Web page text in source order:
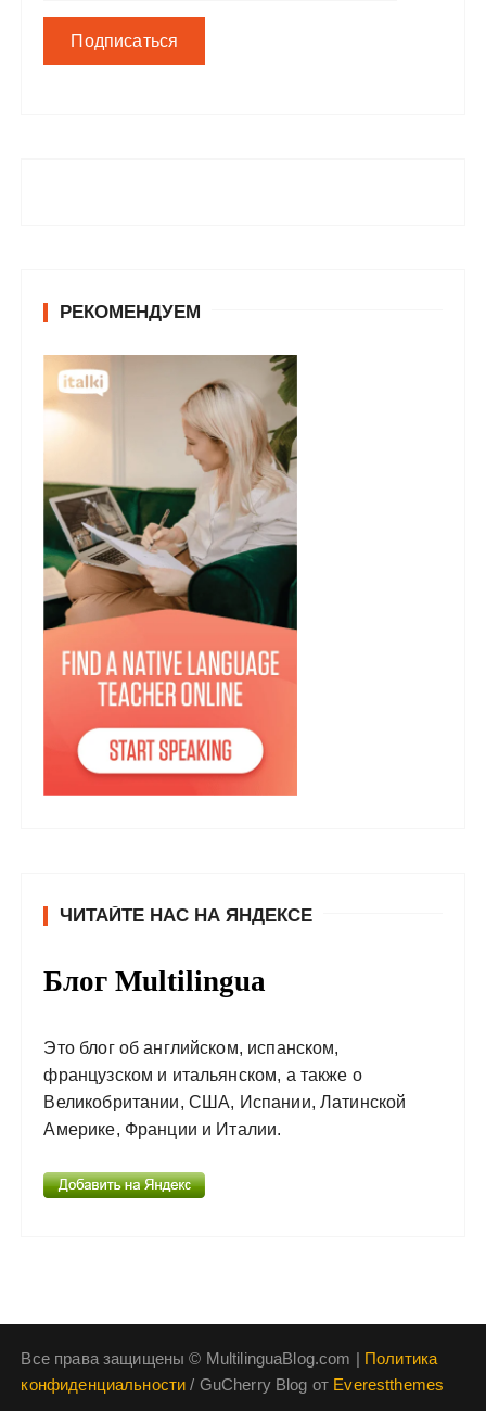
РЕКОМЕНДУЕМ
ЧИТАЙТЕ НАС НА ЯНДЕКСЕ
Блог Multilingua
Это блог об английском, испанском,
французском и итальянском, а также о
Великобритании, США, Испании, Латинской
Америке, Франции и Италии.
Все права защищены © MultilinguaBlog.com | Политика
конфиденциальности / GuCherry Blog от Everestthemes